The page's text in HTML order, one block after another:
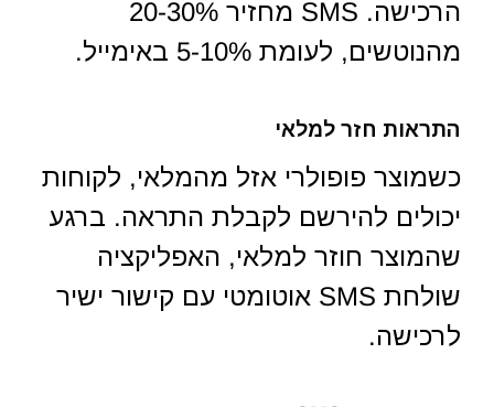
הרכישה. SMS מחזיר 20-30%
מהנוטשים, לעומת 5-10% באימייל.
התראות חזר למלאי
כשמוצר פופולרי אזל מהמלאי, לקוחות
יכולים להירשם לקבלת התראה. ברגע
שהמוצר חוזר למלאי, האפליקציה
שולחת SMS אוטומטי עם קישור ישיר
לרכישה.